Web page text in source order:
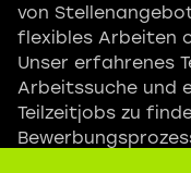
von
flexibles Arbeiten
Unser erfahrenes
Arbeitssuche und
Teilzeitjobs zu